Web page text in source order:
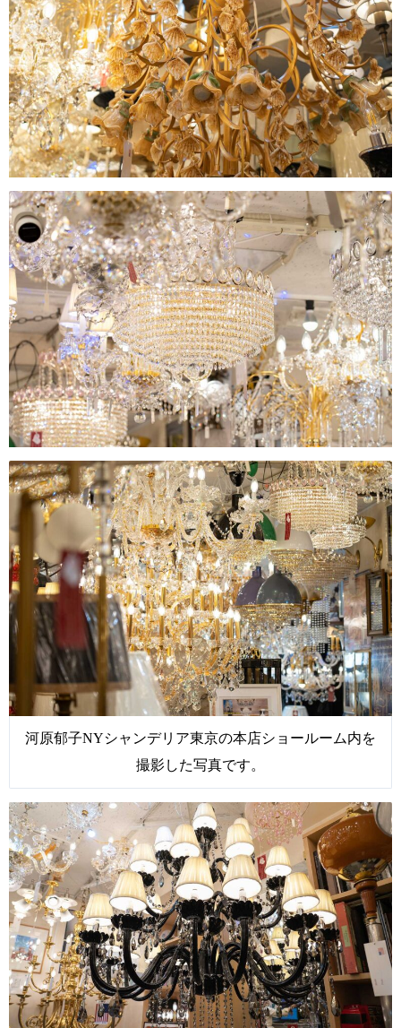
河原郁子NYシャンデリア東京の本店ショールーム内を
撮影した写真です。